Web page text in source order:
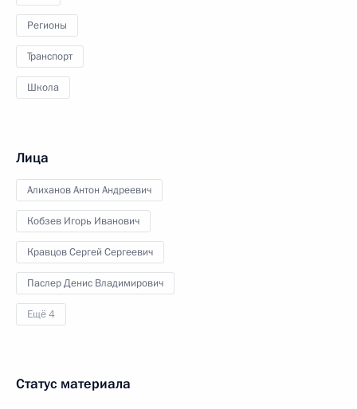
Регионы
Транспорт
Школа
Лица
Алиханов Антон Андреевич
Кобзев Игорь Иванович
Кравцов Сергей Сергеевич
Паслер Денис Владимирович
Ещё 4
Статус материала